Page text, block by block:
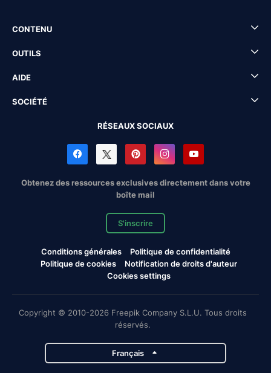
CONTENU
OUTILS
AIDE
SOCIÉTÉ
RÉSEAUX SOCIAUX
Obtenez des ressources exclusives directement dans votre
boîte mail
S'inscrire
Conditions générales
Politique de confidentialité
Politique de cookies
Notification de droits d'auteur
Cookies settings
Copyright © 2010-2026 Freepik Company S.L.U. Tous droits
réservés.
Français